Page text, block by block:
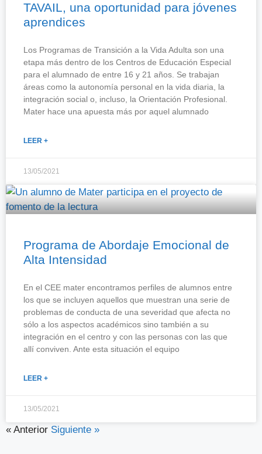
TAVAIL, una oportunidad para jóvenes
aprendices
Los Programas de Transición a la Vida Adulta son una
etapa más dentro de los Centros de Educación Especial
para el alumnado de entre 16 y 21 años. Se trabajan
áreas como la autonomía personal en la vida diaria, la
integración social o, incluso, la Orientación Profesional.
Mater hace una apuesta más por aquel alumnado
LEER +
13/05/2021
Programa de Abordaje Emocional de
Alta Intensidad
En el CEE mater encontramos perfiles de alumnos entre
los que se incluyen aquellos que muestran una serie de
problemas de conducta de una severidad que afecta no
sólo a los aspectos académicos sino también a su
integración en el centro y con las personas con las que
allí conviven. Ante esta situación el equipo
LEER +
13/05/2021
« Anterior Siguiente »